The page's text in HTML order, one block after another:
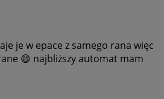
je w epace z samego rana więc
😄 najbliższy automat mam